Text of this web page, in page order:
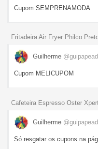
Cupom SEMPRENAMODA
Fritadeira Air Fryer Philco
Guilherme
Cupom MELICUPOM
Cafeteira Espresso Oster
Guilherme
Só resgatar os cupons na